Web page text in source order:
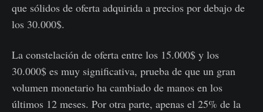
que sólidos de oferta adquirida a precios por debajo de
los 30.000$.
La constelación de oferta entre los 15.000$ y los
30.000$ es muy significativa, prueba de que un gran
volumen monetario ha cambiado de manos en los
últimos 12 meses. Por otra parte, apenas el 25% de la